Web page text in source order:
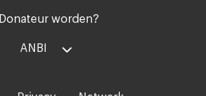
Donateur worden?
ANBI